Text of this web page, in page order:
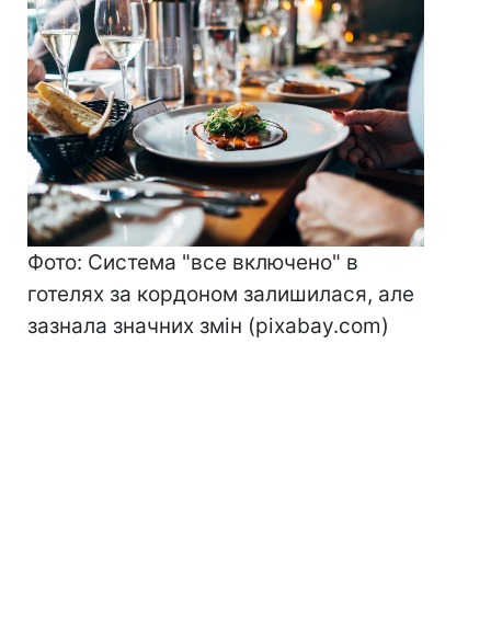
Фото: Система "все включено" в
готелях за кордоном залишилася, але
зазнала значних змін (pixabay.com)